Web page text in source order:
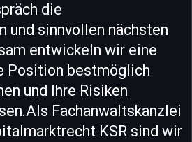
die
und sinnvollen nächsten
entwickeln wir eine
Position bestmöglich
und Ihre Risiken
Fachanwaltskanzlei
KSR sind wir